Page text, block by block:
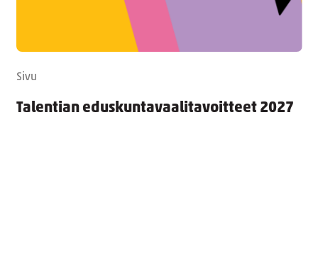
Sivu
Talentian eduskuntavaalitavoitteet 2027